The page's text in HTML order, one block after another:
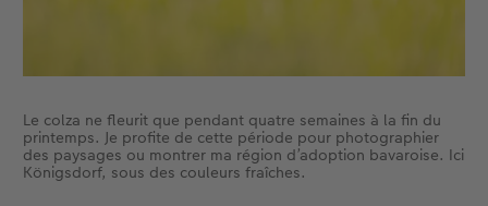
Le colza ne fleurit que pendant quatre semaines à la fin du
printemps. Je profite de cette période pour photographier
des paysages ou montrer ma région d’adoption bavaroise. Ici
Königsdorf, sous des couleurs fraîches.